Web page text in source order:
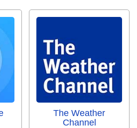
The Weather
Channel